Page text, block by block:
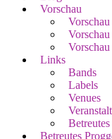
Vorschau
Links
Bands
Labels
Venues
Betreutes